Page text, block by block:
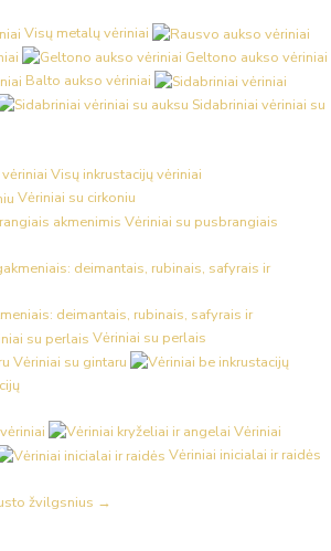
Visų metalų vėriniai
Geltono aukso vėriniai
Balto aukso vėriniai
Sidabriniai vėriniai su
Visų inkrustacijų vėriniai
Vėriniai su cirkoniu
Vėriniai su pusbrangiais
deimantais, rubinais, safyrais ir
Vėriniai su perlais
Vėriniai su gintaru
Vėriniai
Vėriniai inicialai ir raidės
žvilgsnius →